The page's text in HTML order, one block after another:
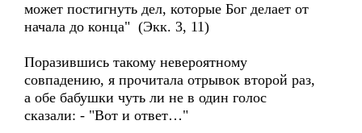
может постигнуть дел, которые Бог делает от
начала до конца" (Экк. 3, 11)
Поразившись такому невероятному
совпадению, я прочитала отрывок второй раз,
а обе бабушки чуть ли не в один голос
сказали: - "Вот и ответ…"